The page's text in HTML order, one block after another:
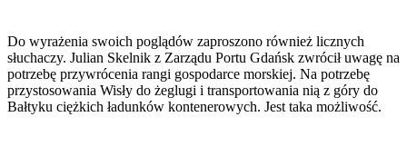
Do wyrażenia swoich poglądów zaproszono również licznych
słuchaczy. Julian Skelnik z Zarządu Portu Gdańsk zwrócił uwagę na
potrzebę przywrócenia rangi gospodarce morskiej. Na potrzebę
przystosowania Wisły do żeglugi i transportowania nią z góry do
Bałtyku ciężkich ładunków kontenerowych. Jest taka możliwość.